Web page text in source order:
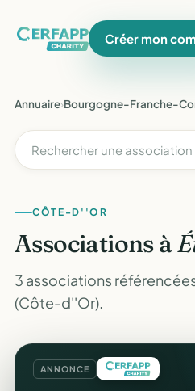
Créer mon
Annuaire›Bourgogne-Franche-
CÔTE-D''OR
Associations à
3 associations
(Côte-d''Or).
ANNONCE